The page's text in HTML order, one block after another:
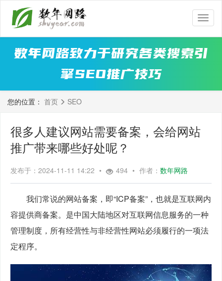
数
年
网
路
数年网路致力于研究各类搜索引
擎SEO推广技巧
您的位置： 首页 SEO
很多人建议网站需要备案，会给网站
推广带来哪些好处呢？
发布于：2024-11-11 14:22 • 494 • 作者：数年网路
我们常说的网站备案，即“ICP备案”，也就是互联网内
容提供商备案。是中国大陆地区对互联网信息服务的一种
管理制度，所有经营性与非经营性网站必须履行的一项法
定程序。